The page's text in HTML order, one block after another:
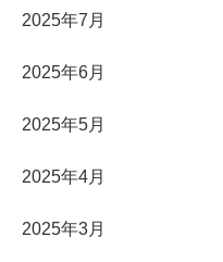
2025年7月
2025年6月
2025年5月
2025年4月
2025年3月